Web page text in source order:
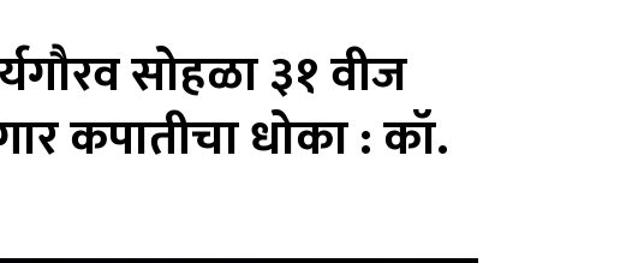
सोहळा ३१ वीज
कपातीचा धोका : कॉ.